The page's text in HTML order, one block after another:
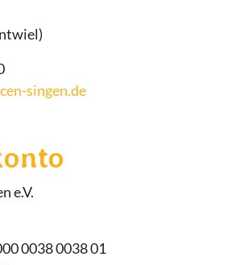
singen.de
e.V.
0038 0038 01